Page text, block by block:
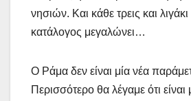
νησιών. Και κάθε τρεις και
κατάλογος μεγαλώνει…
Ο Ράμα δεν είναι μία νέα
Περισσότερο θα λέγαμε ότι είναι